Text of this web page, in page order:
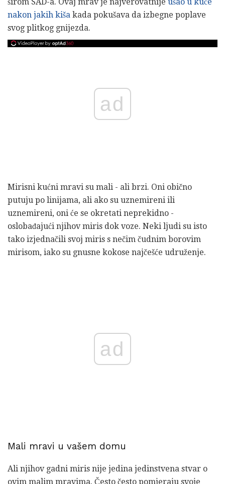
nakon jakih kiša kada pokušava da izbegne poplave
svog plitkog gnijezda.
ad
Mirisni kućni mravi su mali - ali brzi. Oni obično
putuju po linijama, ali ako su uznemireni ili
uznemireni, oni će se okretati neprekidno -
oslobađajući njihov miris dok voze. Neki ljudi su isto
tako izjednačili svoj miris s nečim čudnim borovim
mirisom, iako su gnusne kokose najčešće udruženje.
ad
Mali mravi u vašem domu
Ali njihov gadni miris nije jedina jedinstvena stvar o
ovim malim mravima. Često često pomjeraju svoje